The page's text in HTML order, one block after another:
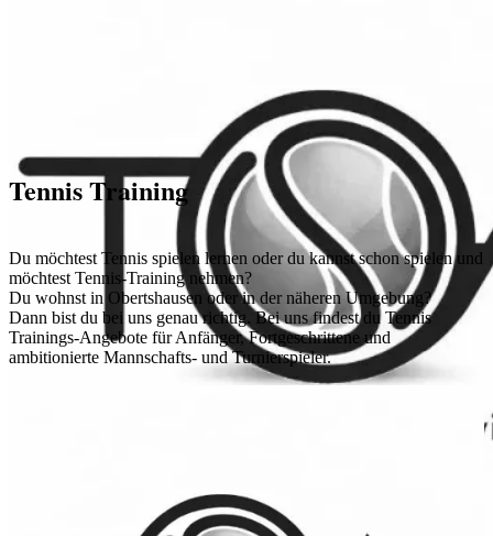
Tennis Training
Du möchtest Tennis spielen lernen oder du kannst schon spielen und
möchtest Tennis-Training nehmen?
Du wohnst in Obertshausen oder in der näheren Umgebung?
Dann bist du bei uns genau richtig. Bei uns findest du Tennis
Trainings-Angebote für Anfänger, Fortgeschrittene und
ambitionierte Mannschafts- und Turnierspieler.